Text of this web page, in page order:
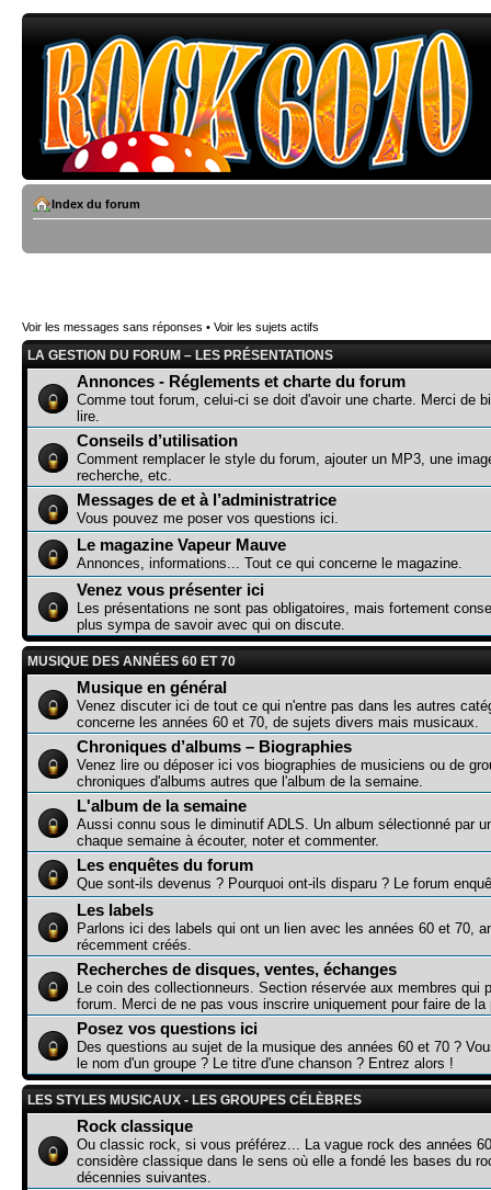
Index du forum
Voir les messages sans réponses • Voir les sujets actifs
LA GESTION DU FORUM – LES PRÉSENTATIONS
Annonces - Réglements et charte du forum
Comme tout forum, celui-ci se doit d'avoir une charte. Merci de
lire.
Conseils d’utilisation
Comment remplacer le style du forum, ajouter un MP3, une
recherche, etc.
Messages de et à l’administratrice
Vous pouvez me poser vos questions ici.
Le magazine Vapeur Mauve
Annonces, informations... Tout ce qui concerne le magazine.
Venez vous présenter ici
Les présentations ne sont pas obligatoires, mais fortement
plus sympa de savoir avec qui on discute.
MUSIQUE DES ANNÉES 60 ET 70
Musique en général
Venez discuter ici de tout ce qui n'entre pas dans les autres
concerne les années 60 et 70, de sujets divers mais musicaux.
Chroniques d’albums – Biographies
Venez lire ou déposer ici vos biographies de musiciens ou de
chroniques d'albums autres que l'album de la semaine.
L'album de la semaine
Aussi connu sous le diminutif ADLS. Un album sélectionné par
chaque semaine à écouter, noter et commenter.
Les enquêtes du forum
Que sont-ils devenus ? Pourquoi ont-ils disparu ? Le forum
Les labels
Parlons ici des labels qui ont un lien avec les années 60 et 70,
récemment créés.
Recherches de disques, ventes, échanges
Le coin des collectionneurs. Section réservée aux membres qui
forum. Merci de ne pas vous inscrire uniquement pour faire de la
Posez vos questions ici
Des questions au sujet de la musique des années 60 et 70 ?
le nom d'un groupe ? Le titre d'une chanson ? Entrez alors !
LES STYLES MUSICAUX - LES GROUPES CÉLÈBRES
Rock classique
Ou classic rock, si vous préférez... La vague rock des années
considère classique dans le sens où elle a fondé les bases du
décennies suivantes.